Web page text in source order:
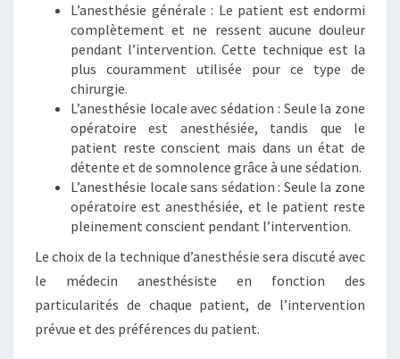
L’anesthésie générale : Le patient est endormi
complètement et ne ressent aucune douleur
pendant l’intervention. Cette technique est la
plus couramment utilisée pour ce type de
chirurgie.
L’anesthésie locale avec sédation : Seule la zone
opératoire est anesthésiée, tandis que le
patient reste conscient mais dans un état de
détente et de somnolence grâce à une sédation.
L’anesthésie locale sans sédation : Seule la zone
opératoire est anesthésiée, et le patient reste
pleinement conscient pendant l’intervention.
Le choix de la technique d’anesthésie sera discuté avec
le médecin anesthésiste en fonction des
particularités de chaque patient, de l’intervention
prévue et des préférences du patient.